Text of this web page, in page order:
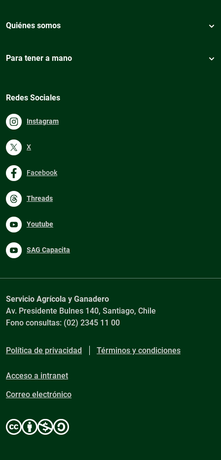
Quiénes somos
Para tener a mano
Redes Sociales
Instagram
X
Facebook
Threads
Youtube
SAG Capacita
Servicio Agrícola y Ganadero
Av. Presidente Bulnes 140, Santiago, Chile
Fono consultas: (02) 2345 11 00
Política de privacidad Términos y condiciones
Acceso a intranet
Correo electrónico